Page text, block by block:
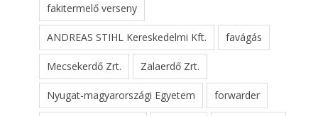
fakitermelő verseny
ANDREAS STIHL Kereskedelmi Kft. favágás
Mecsekerdő Zrt. Zalaerdő Zrt.
Nyugat-magyarországi Egyetem forwarder